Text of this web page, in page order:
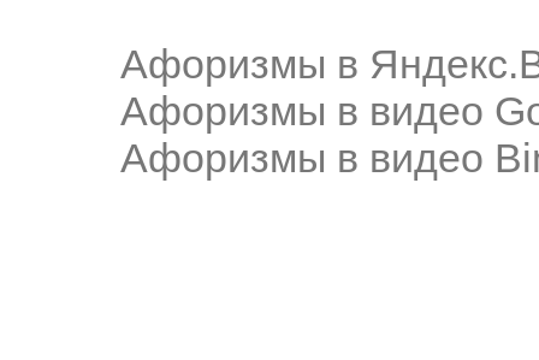
Афоризмы в
Афоризмы в видео
Афоризмы в видео